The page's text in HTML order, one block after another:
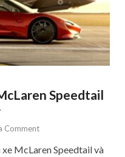
Speedtail
Comment
McLaren Speedtail và